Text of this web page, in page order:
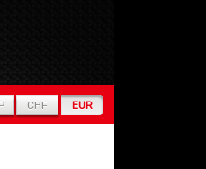
CHF EUR